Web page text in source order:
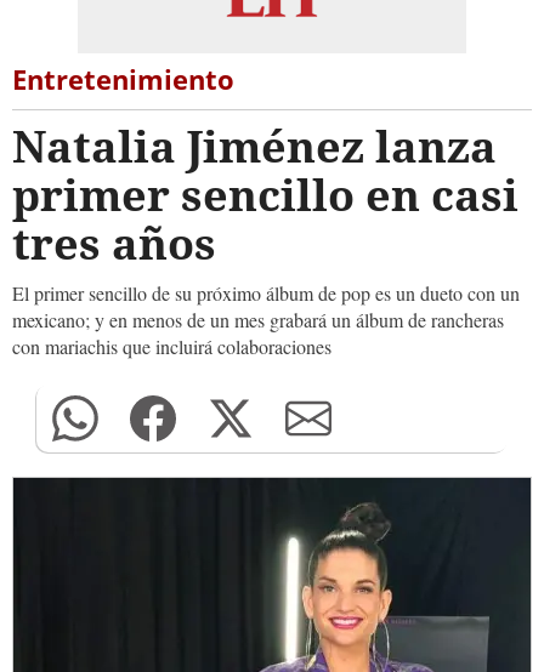
Entretenimiento
Natalia Jiménez lanza
primer sencillo en casi
tres años
El primer sencillo de su próximo álbum de pop es un dueto con un
mexicano; y en menos de un mes grabará un álbum de rancheras
con mariachis que incluirá colaboraciones